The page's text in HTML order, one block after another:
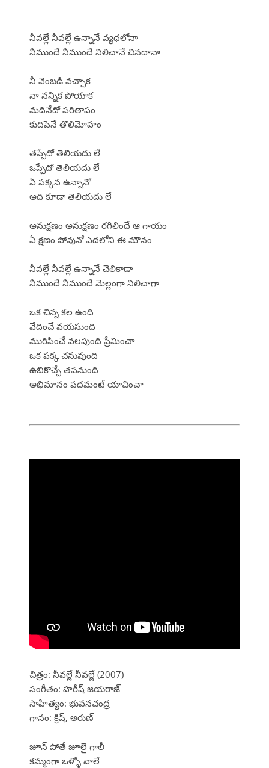
నీవల్లే నీవల్లే ఉన్నానే వ్యధలోనా
నీముందే నీముందే నిలిచానే చినదానా
నీ వెంబడి వచ్చాక
నా నన్నిక పోయాక
మదినేదో పరితాపం
కుదిపెనే తొలిమోహం
తప్పేదో తెలియదు లే
ఒప్పేదో తెలియదు లే
ఏ పక్కన ఉన్నానో
అది కూడా తెలియదు లే
అనుక్షణం అనుక్షణం రగిలిందే ఆ గాయం
ఏ క్షణం పోవునో ఎదలోని ఈ మౌనం
నీవల్లే నీవల్లే ఉన్నానే చెలికాడా
నీముందే నీముందే మెల్లంగా నిలిచాగా
ఒక చిన్న కల ఉంది
వేదించే వయసుంది
మురిపించే వలపుంది ప్రేమించా
ఒక పక్క చనువుంది
ఉబికొచ్చే తపనుంది
అభిమానం పదమంటే యాచించా
చిత్రం: నీవల్లే నీవల్లే (2007)
సంగీతం: హరీష్ జయరాజ్
సాహిత్యం: భువనచంద్ర
గానం: క్రిష్, అరుణ్
జూన్ పోతే జూలై గాలీ
కమ్మంగా ఒళ్ళో వాలే